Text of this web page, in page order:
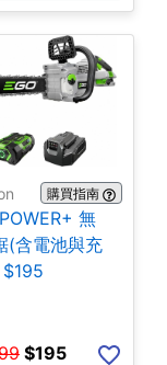
購買指南
無
(含電池與充
$195